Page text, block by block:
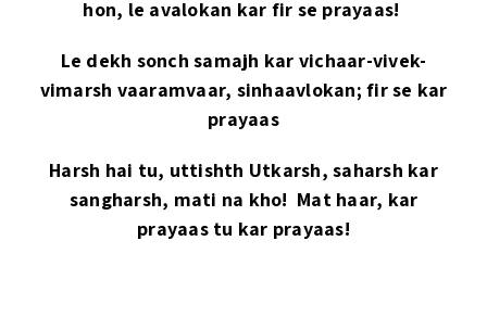
hon, le avalokan kar fir se prayaas!
Le dekh sonch samajh kar vichaar-vivek-
vimarsh vaaramvaar, sinhaavlokan; fir se kar
prayaas
Harsh hai tu, uttishth Utkarsh, saharsh kar
sangharsh, mati na kho! Mat haar, kar
prayaas tu kar prayaas!